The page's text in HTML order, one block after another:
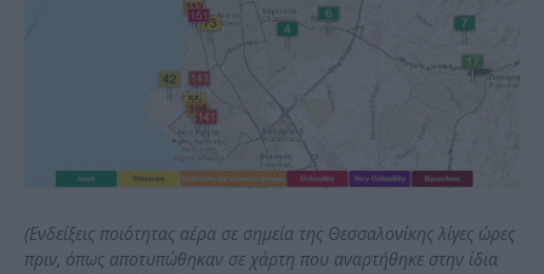
(Ενδείξεις ποιότητας αέρα σε σημεία της Θεσσαλονίκης λίγες ώρες
πριν, όπως αποτυπώθηκαν σε χάρτη που αναρτήθηκε στην ίδια